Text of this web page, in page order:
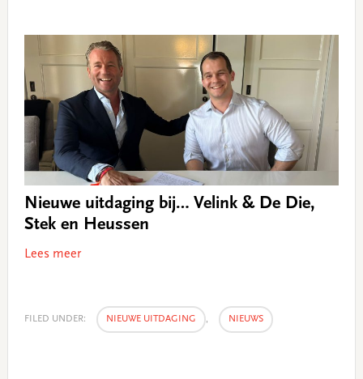
Nieuwe uitdaging bij… Velink & De Die,
Stek en Heussen
Lees meer
FILED UNDER: NIEUWE UITDAGING , NIEUWS